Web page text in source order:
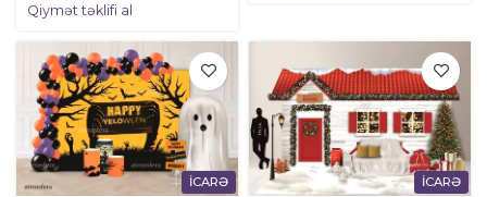
Qiymət təklifi al
İCARƏ İCARƏ